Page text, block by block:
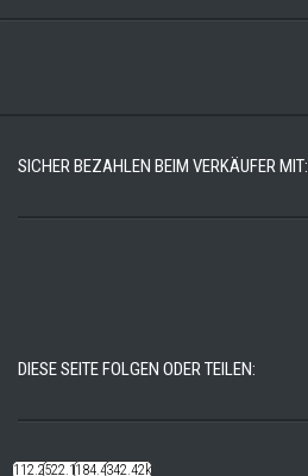
SICHER BEZAHLEN BEIM VERKÄUFER MIT:
DIESE SEITE FOLGEN ODER TEILEN:
112.22k522.14k184.48k342.42k